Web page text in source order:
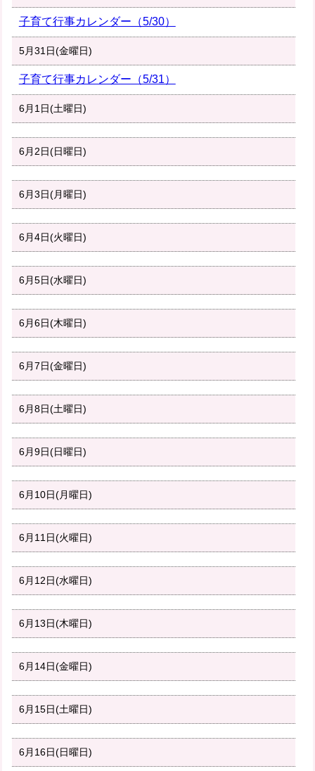
子育て行事カレンダー（5/30）
5月31日(金曜日)
子育て行事カレンダー（5/31）
6月1日(土曜日)
6月2日(日曜日)
6月3日(月曜日)
6月4日(火曜日)
6月5日(水曜日)
6月6日(木曜日)
6月7日(金曜日)
6月8日(土曜日)
6月9日(日曜日)
6月10日(月曜日)
6月11日(火曜日)
6月12日(水曜日)
6月13日(木曜日)
6月14日(金曜日)
6月15日(土曜日)
6月16日(日曜日)